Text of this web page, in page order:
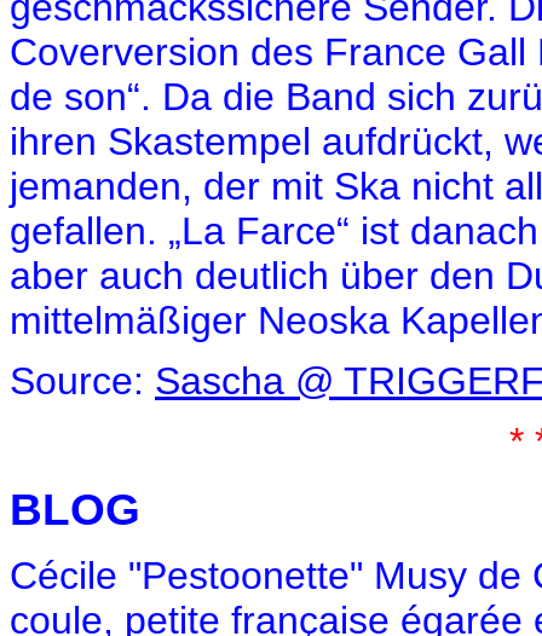
Coverversion des France
de son“. Da die Band sich
ihren Skastempel aufdrückt,
jemanden, der mit Ska nicht
gefallen. „La Farce“ ist
aber auch deutlich über den
mittelmäßiger Neoska
Source: Sascha @
*
BLOG
Cécile "Pestoonette" Musy
coule, petite française